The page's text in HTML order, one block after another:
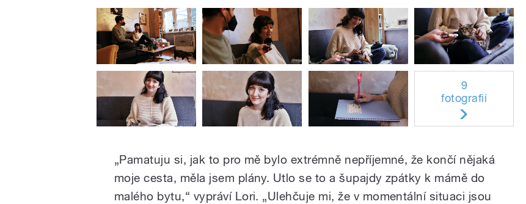
9
fotografií
„Pamatuju si, jak to pro mě bylo extrémně nepříjemné, že končí nějaká
moje cesta, měla jsem plány. Utlo se to a šupajdy zpátky k mámě do
malého bytu,“ vypráví Lori. „Ulehčuje mi, že v momentální situaci jsou